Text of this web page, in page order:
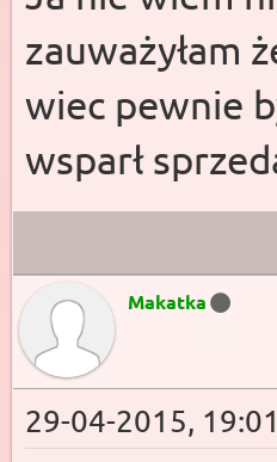
zauważyłam
wiec pewnie
wsparł
Makatka
29-04-2015, 19:01